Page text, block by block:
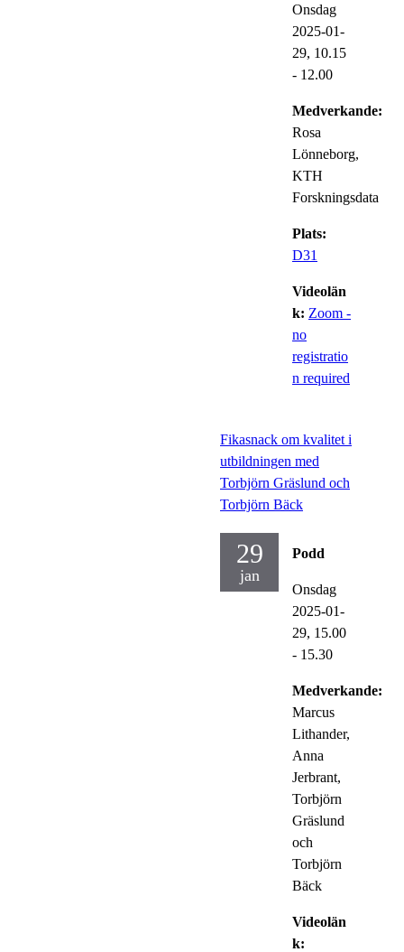
Onsdag
2025-01-
29, 10.15
- 12.00
Medverkande:
Rosa
Lönneborg,
KTH
Forskningsdata
Plats:
D31
Videolän
k: Zoom -
no
registratio
n required
Fikasnack om kvalitet i
utbildningen med
Torbjörn Gräslund och
Torbjörn Bäck
29
jan
Podd
Onsdag
2025-01-
29, 15.00
- 15.30
Medverkande:
Marcus
Lithander,
Anna
Jerbrant,
Torbjörn
Gräslund
och
Torbjörn
Bäck
Videolän
k: